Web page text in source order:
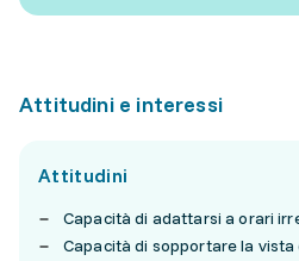
Attitudini e interessi
Attitudini
Capacità di adattarsi a orari
Capacità di sopportare la vista